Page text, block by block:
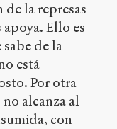
la represas
apoya. Ello es
de la
está
Por otra
alcanza al
con